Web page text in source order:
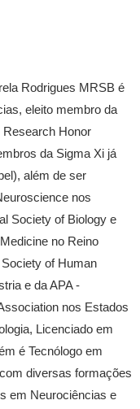
Rodrigues MRSB é
eleito membro da
Honor
da Sigma Xi já
além de ser
nos
Society of Biology e
no Reino
of Human
e da APA -
nos Estados
Licenciado em
é Tecnólogo em
diversas formações
em Neurociências e